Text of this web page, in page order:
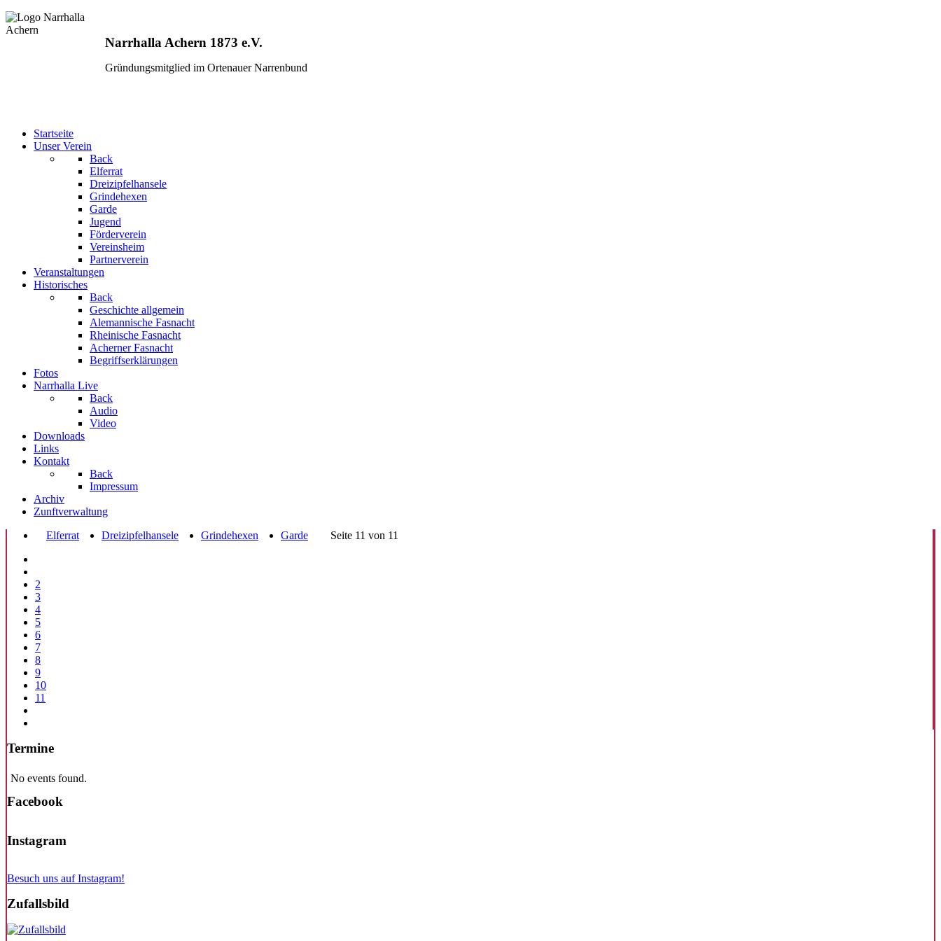
Narrhalla Achern 1873 e.V.
Gründungsmitglied im Ortenauer Narrenbund
Startseite
Unser Verein
Back
Elferrat
Dreizipfelhansele
Grindehexen
Garde
Jugend
Förderverein
Vereinsheim
Partnerverein
Veranstaltungen
Historisches
Back
Geschichte allgemein
Alemannische Fasnacht
Rheinische Fasnacht
Acherner Fasnacht
Begriffserklärungen
Fotos
Narrhalla Live
Back
Audio
Video
Downloads
Links
Kontakt
Back
Impressum
Archiv
Zunftverwaltung
Elferrat
Dreizipfelhansele Grindehexen Garde Seite 11 von 11
2
3
4
5
6
7
8
9
10
11
Termine
No events found.
Facebook
Instagram
Besuch uns auf Instagram!
Zufallsbild